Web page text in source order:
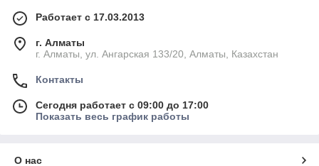
Работает с 17.03.2013
г. Алматы
г. Алматы, ул. Ангарская 133/20, Алматы, Казахстан
Контакты
Сегодня работает с 09:00 до 17:00
Показать весь график работы
О нас